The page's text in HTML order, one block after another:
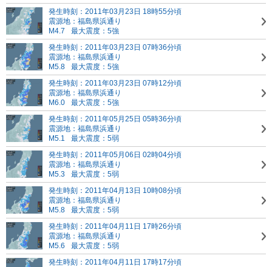
発生時刻：2011年03月23日 18時55分頃
震源地：福島県浜通り
M4.7
最大震度：5強
発生時刻：2011年03月23日 07時36分頃
震源地：福島県浜通り
M5.8
最大震度：5強
発生時刻：2011年03月23日 07時12分頃
震源地：福島県浜通り
M6.0
最大震度：5強
発生時刻：2011年05月25日 05時36分頃
震源地：福島県浜通り
M5.1
最大震度：5弱
発生時刻：2011年05月06日 02時04分頃
震源地：福島県浜通り
M5.3
最大震度：5弱
発生時刻：2011年04月13日 10時08分頃
震源地：福島県浜通り
M5.8
最大震度：5弱
発生時刻：2011年04月11日 17時26分頃
震源地：福島県浜通り
M5.6
最大震度：5弱
発生時刻：2011年04月11日 17時17分頃